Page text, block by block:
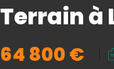
Terrain à
64 800 €